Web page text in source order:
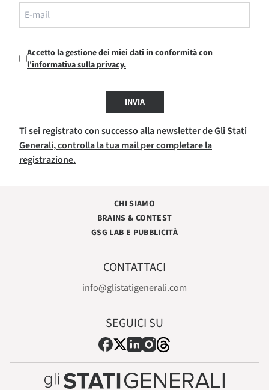
Accetto la gestione dei miei dati in conformità con
l'informativa sulla privacy.
INVIA
Ti sei registrato con successo alla newsletter de Gli Stati
Generali, controlla la tua mail per completare la
registrazione.
CHI SIAMO
BRAINS & CONTEST
GSG LAB E PUBBLICITÀ
CONTATTACI
info@glistatigenerali.com
SEGUICI SU